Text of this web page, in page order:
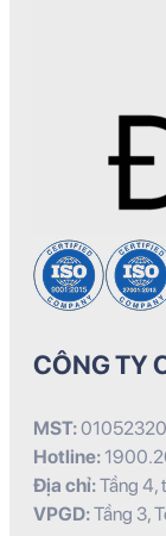
CÔNG TY
MST:
Hotline:
Địa chỉ:Tầng 4,
VPGD:Tầng 3,